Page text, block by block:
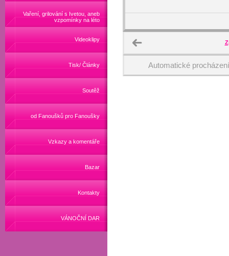
Vaření, grilování s Ivetou, aneb
vzpomínky na léto
Videoklipy
Tisk/ Články
Soutěž
od Fanoušků pro Fanoušky
Vzkazy a komentáře
Bazar
Kontakty
VÁNOČNÍ DAR
Automatické